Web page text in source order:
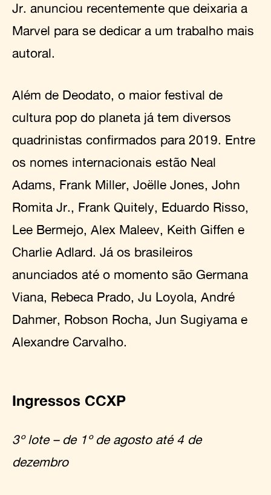
Jr. anunciou recentemente que deixaria a
Marvel para se dedicar a um trabalho mais
autoral.
Além de Deodato, o maior festival de
cultura pop do planeta já tem diversos
quadrinistas confirmados para 2019. Entre
os nomes internacionais estão Neal
Adams, Frank Miller, Joëlle Jones, John
Romita Jr., Frank Quitely, Eduardo Risso,
Lee Bermejo, Alex Maleev, Keith Giffen e
Charlie Adlard. Já os brasileiros
anunciados até o momento são Germana
Viana, Rebeca Prado, Ju Loyola, André
Dahmer, Robson Rocha, Jun Sugiyama e
Alexandre Carvalho.
Ingressos CCXP
3º lote – de 1º de agosto até 4 de
dezembro